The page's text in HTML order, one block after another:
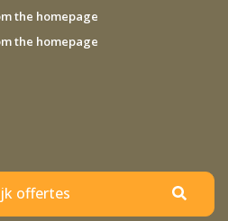
the homepage
the homepage
offertes